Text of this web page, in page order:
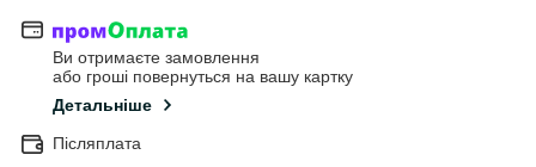
Ви отримаєте замовлення
або гроші повернуться на вашу картку
Детальніше
Післяплата